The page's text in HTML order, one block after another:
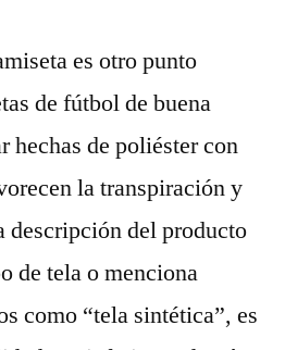
es otro punto
de fútbol de buena
hechas de poliéster con
la transpiración y
descripción del producto
de tela o menciona
como “tela sintética”, es